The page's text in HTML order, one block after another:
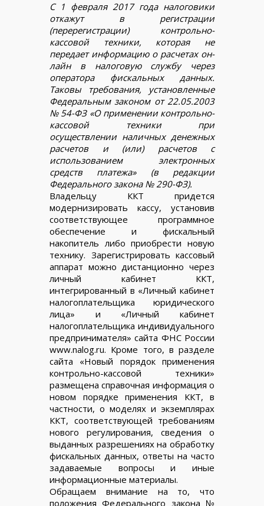
С 1 февраля 2017 года налоговики
откажут в регистрации
(перерегистрации) контрольно-
кассовой техники, которая не
передает информацию о расчетах он-
лайн в налоговую службу через
оператора фискальных данных.
Таковы требования, установленные
Федеральным законом от 22.05.2003
№ 54-ФЗ «О применении контрольно-
кассовой техники при
осуществлении наличных денежных
расчетов и (или) расчетов с
использованием электронных
средств платежа» (в редакции
Федерального закона № 290-ФЗ).
Владельцу ККТ придется
модернизировать кассу, установив
соответствующее программное
обеспечение и фискальный
накопитель либо приобрести новую
технику. Зарегистрировать кассовый
аппарат можно дистанционно через
личный кабинет ККТ,
интегрированный в «Личный кабинет
налогоплательщика юридического
лица» и «Личный кабинет
налогоплательщика индивидуального
предпринимателя» сайта ФНС России
www.nalog.ru. Кроме того, в разделе
сайта «Новый порядок применения
контрольно-кассовой техники»
размещена справочная информация о
новом порядке применения ККТ, в
частности, о моделях и экземплярах
ККТ, соответствующей требованиям
нового регулирования, сведения о
выданных разрешениях на обработку
фискальных данных, ответы на часто
задаваемые вопросы и иные
информационные материалы.
Обращаем внимание на то, что
положения Федерального закона №